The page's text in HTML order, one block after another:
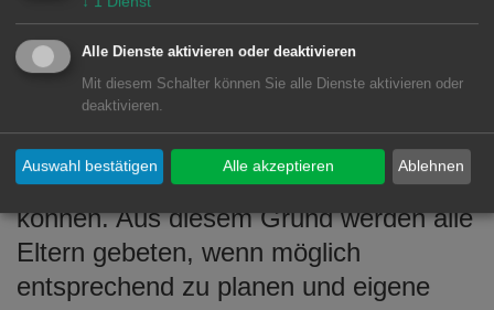
eine beschränkte Anzahl an Plätzen
bereitgestellt werden. Nur die Eltern
können einen Platz für ihr/e Kind/-er
erhalten, die sich in einer absoluten
Notsituation befinden und keine
anderweitige Betreuung gewährleisten
können. Aus diesem Grund werden alle
Eltern gebeten, wenn möglich
entsprechend zu planen und eigene
Alle Dienste aktivieren oder deaktivieren
Mit diesem Schalter können Sie alle Dienste aktivieren oder
deaktivieren.
Ablehnen
Auswahl bestätigen Alle akzeptieren